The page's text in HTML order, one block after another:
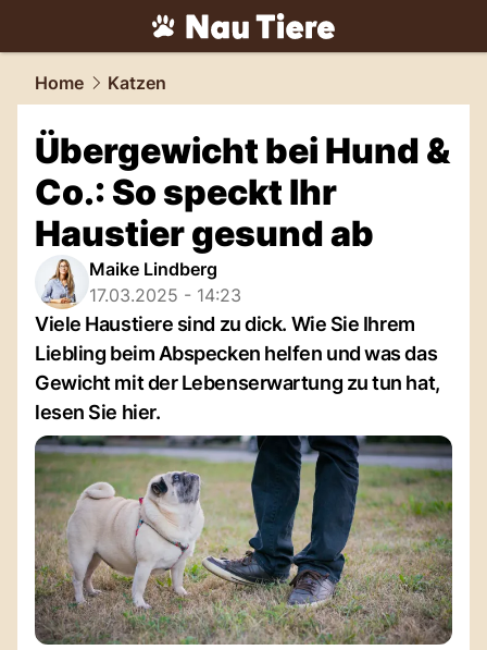
tiere.NAU.ch
Home Katzen
Übergewicht bei Hund &
Co.: So speckt Ihr
Haustier gesund ab
Maike Lindberg
17.03.2025 - 14:23
Viele Haustiere sind zu dick. Wie Sie Ihrem
Liebling beim Abspecken helfen und was das
Gewicht mit der Lebenserwartung zu tun hat,
lesen Sie hier.